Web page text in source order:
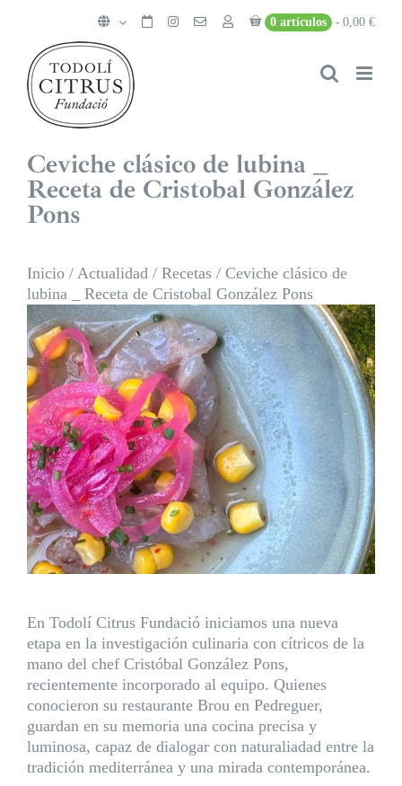
contenido
0 artículos 0,00 €
Ceviche clásico de lubina _
Receta de Cristobal González
Pons
Inicio / Actualidad / Recetas / Ceviche clásico de
lubina _ Receta de Cristobal González Pons
En Todolí Citrus Fundació iniciamos una nueva
etapa en la investigación culinaria con cítricos de la
mano del chef Cristóbal González Pons,
recientemente incorporado al equipo. Quienes
conocieron su restaurante Brou en Pedreguer,
guardan en su memoria una cocina precisa y
luminosa, capaz de dialogar con naturaliadad entre la
tradición mediterránea y una mirada contemporánea.